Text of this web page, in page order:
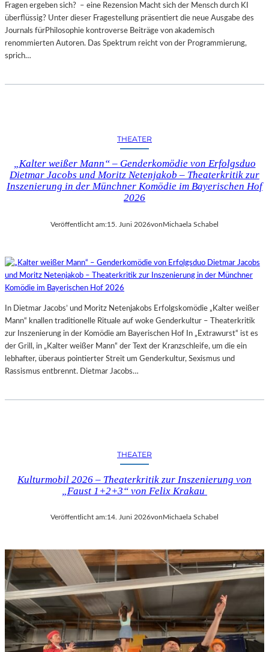
Fragen ergeben sich? – eine Rezension Macht sich der Mensch durch KI
überflüssig? Unter dieser Fragestellung präsentiert die neue Ausgabe des
Journals fürPhilosophie kontroverse Beiträge von akademisch
renommierten Autoren. Das Spektrum reicht von der Programmierung,
sprich…
THEATER
„Kalter weißer Mann“ – Genderkomödie von Erfolgsduo
Dietmar Jacobs und Moritz Netenjakob – Theaterkritik zur
Inszenierung in der Münchner Komödie im Bayerischen Hof
2026
Veröffentlicht am:15. Juni 2026vonMichaela Schabel
In Dietmar Jacobs’ und Moritz Netenjakobs Erfolgskomödie „Kalter weißer
Mann“ knallen traditionelle Rituale auf woke Genderkultur – Theaterkritik
zur Inszenierung in der Komödie am Bayerischen Hof In „Extrawurst“ ist es
der Grill, in „Kalter weißer Mann“ der Text der Kranzschleife, um die ein
lebhafter, überaus pointierter Streit um Genderkultur, Sexismus und
Rassismus entbrennt. Dietmar Jacobs…
THEATER
Kulturmobil 2026 – Theaterkritik zur Inszenierung von
„Faust 1+2+3“ von Felix Krakau
Veröffentlicht am:14. Juni 2026vonMichaela Schabel